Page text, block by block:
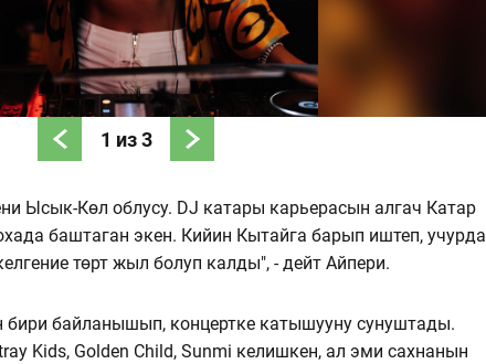
1 из3
Ысык-Көл облусу. DJ катары карьерасын алгач Катар
баштаган экен. Кийин Кытайга барып иштеп, учурда
төрт жыл болуп калды", - дейт Айпери.
байланышып, концертке катышууну сунуштады.
Kids, Golden Child, Sunmi келишкен, ал эми сахнанын